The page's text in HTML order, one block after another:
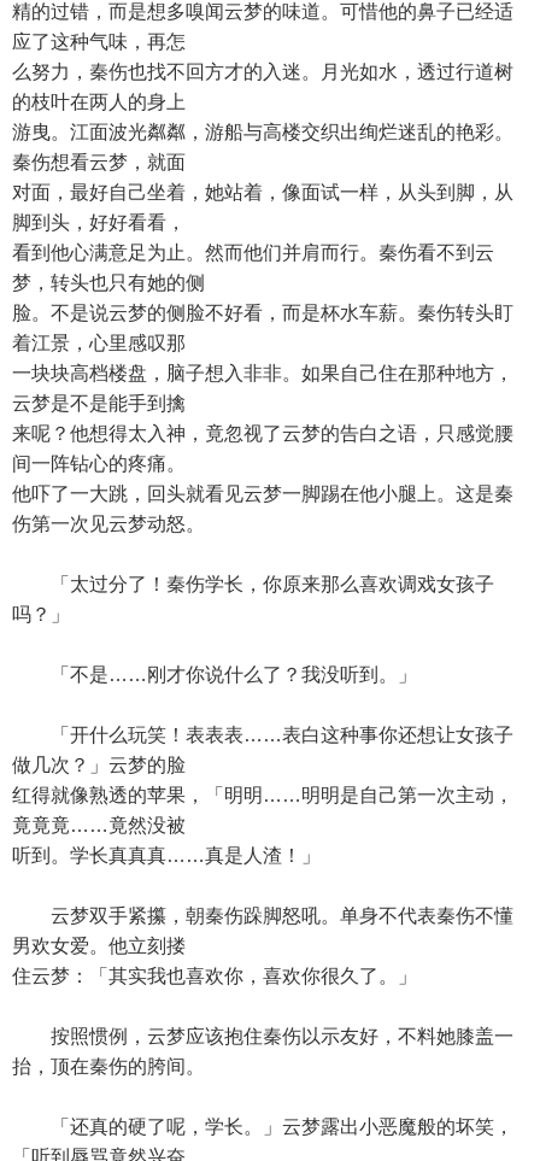
精的过错，而是想多嗅闻云梦的味道。可惜他的鼻子已经适
应了这种气味，再怎
么努力，秦伤也找不回方才的入迷。月光如水，透过行道树
的枝叶在两人的身上
游曳。江面波光粼粼，游船与高楼交织出绚烂迷乱的艳彩。
秦伤想看云梦，就面
对面，最好自己坐着，她站着，像面试一样，从头到脚，从
脚到头，好好看看，
看到他心满意足为止。然而他们并肩而行。秦伤看不到云
梦，转头也只有她的侧
脸。不是说云梦的侧脸不好看，而是杯水车薪。秦伤转头盯
着江景，心里感叹那
一块块高档楼盘，脑子想入非非。如果自己住在那种地方，
云梦是不是能手到擒
来呢？他想得太入神，竟忽视了云梦的告白之语，只感觉腰
间一阵钻心的疼痛。
他吓了一大跳，回头就看见云梦一脚踢在他小腿上。这是秦
伤第一次见云梦动怒。
「太过分了！秦伤学长，你原来那么喜欢调戏女孩子
吗？」
「不是……刚才你说什么了？我没听到。」
「开什么玩笑！表表表……表白这种事你还想让女孩子
做几次？」云梦的脸
红得就像熟透的苹果，「明明……明明是自己第一次主动，
竟竟竟……竟然没被
听到。学长真真真……真是人渣！」
云梦双手紧攥，朝秦伤跺脚怒吼。单身不代表秦伤不懂
男欢女爱。他立刻搂
住云梦：「其实我也喜欢你，喜欢你很久了。」
按照惯例，云梦应该抱住秦伤以示友好，不料她膝盖一
抬，顶在秦伤的胯间。
「还真的硬了呢，学长。」云梦露出小恶魔般的坏笑，
「听到辱骂竟然兴奋